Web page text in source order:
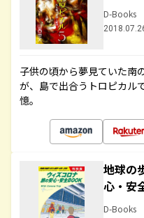
D-Books
子供の頃から夢見ていた南
が、島で出合うトロピカル
憶。
地球の
心・安
D-Books